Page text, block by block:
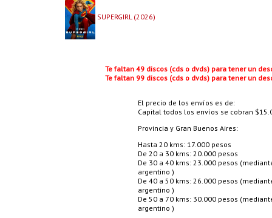
SUPERGIRL (2026)
Te faltan 49 discos (cds o dvds) para tener un
Te faltan 99 discos (cds o dvds) para tener un
El precio de los envíos es de:
Capital todos los envíos se cobran
Provincia y Gran Buenos Aires:
Hasta 20 kms: 17.000 pesos
De 20 a 30 kms: 20.000 pesos
De 30 a 40 kms: 23.000 pesos
argentino )
De 40 a 50 kms: 26.000 pesos
argentino )
De 50 a 70 kms: 30.000 pesos
argentino )